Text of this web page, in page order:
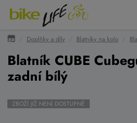
Doplňky a díly Blatníky na kolo
Blatník CUBE
zadní bílý
ZBOŽÍ JIŽ NENÍ DOSTUPNÉ